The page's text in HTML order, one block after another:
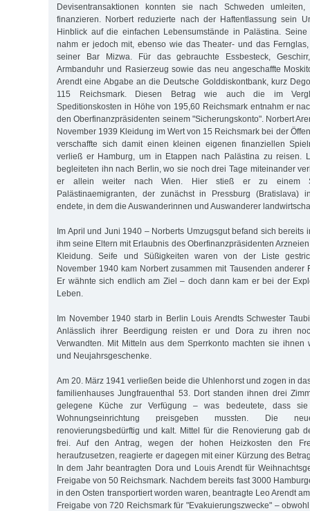
Devisentransaktionen konnten sie nach Schweden
finanzieren. Norbert reduzierte nach der Haftentlassung sein
Hinblick auf die einfachen Lebensumstände in Palästina. Seine
nahm er jedoch mit, ebenso wie das Theater- und das
seiner Bar Mizwa. Für das gebrauchte Essbesteck,
Armbanduhr und Rasierzeug sowie das neu angeschaffte
Arendt eine Abgabe an die Deutsche Golddiskontbank, kurz
115 Reichsmark. Diesen Betrag wie auch die im
Speditionskosten in Höhe von 195,60 Reichsmark entnahm er
den Oberfinanzpräsidenten seinem "Sicherungskonto". Norbert
November 1939 Kleidung im Wert von 15 Reichsmark bei der
verschaffte sich damit einen kleinen eigenen finanziellen
verließ er Hamburg, um in Etappen nach Palästina zu reisen.
begleiteten ihn nach Berlin, wo sie noch drei Tage miteinander
er allein weiter nach Wien. Hier stieß er zu einem
Palästinaemigranten, der zunächst in Pressburg (Bratislava)
endete, in dem die Auswanderinnen und Auswanderer
Im April und Juni 1940 – Norberts Umzugsgut befand sich bereits
ihm seine Eltern mit Erlaubnis des Oberfinanzpräsidenten
Kleidung. Seife und Süßigkeiten waren von der Liste
November 1940 kam Norbert zusammen mit Tausenden anderer
Er wähnte sich endlich am Ziel – doch dann kam er bei der
Leben.
Im November 1940 starb in Berlin Louis Arendts Schwester
Anlässlich ihrer Beerdigung reisten er und Dora zu ihren
Verwandten. Mit Mitteln aus dem Sperrkonto machten sie ihnen
und Neujahrsgeschenke.
Am 20. März 1941 verließen beide die Uhlenhorst und zogen in
familienhauses Jungfrauenthal 53. Dort standen ihnen drei
gelegene Küche zur Verfügung – was bedeutete, dass
Wohnungseinrichtung preisgeben mussten. Die
renovierungsbedürftig und kalt. Mittel für die Renovierung gab
frei. Auf den Antrag, wegen der hohen Heizkosten den
heraufzusetzen, reagierte er dagegen mit einer Kürzung des
In dem Jahr beantragten Dora und Louis Arendt für
Freigabe von 50 Reichsmark. Nachdem bereits fast 3000
in den Osten transportiert worden waren, beantragte Leo Arendt
Freigabe von 720 Reichsmark für "Evakuierungszwecke" –